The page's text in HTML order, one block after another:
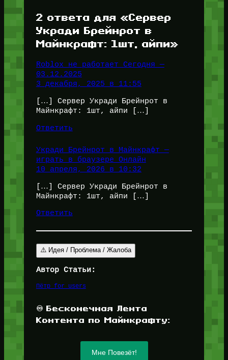
2 ответа для «Сервер
Укради Брейнрот в
Майнкрафт: 1шт, айпи»
Roblox не работает Сегодня —
03.12.2025
3 декабря, 2025 в 11:55
[…] Сервер Укради Брейнрот в
Майнкрафт: 1шт, айпи […]
Ответить
Укради Брейнрот в Майнкрафт —
играть в браузере Онлайн
10 апреля, 2026 в 10:32
[…] Сервер Укради Брейнрот в
Майнкрафт: 1шт, айпи […]
Ответить
⚠️ Идея / Проблема / Жалоба
Автор Статьи:
Пётр for_users
♾️ Бесконечная Лента
Контента по Майнкрафту:
Мне Повезёт!